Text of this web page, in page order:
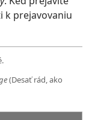
k prejavovaniu
(Desať rád, ako